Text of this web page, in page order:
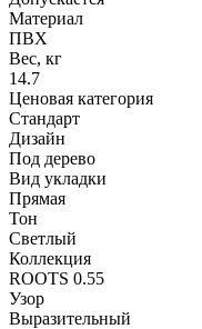
Материал
ПВХ
Вес, кг
14.7
Ценовая категория
Стандарт
Дизайн
Под дерево
Вид укладки
Прямая
Тон
Светлый
Коллекция
ROOTS 0.55
Узор
Выразительный